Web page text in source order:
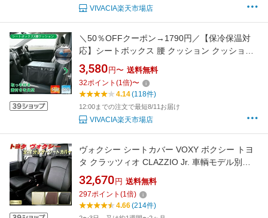
VIVACIA楽天市場店
＼50％OFFクーポン→1790円／【保冷保温対
応】シートボックス 腰 クッション クッション
ボックス 車 車内 収納ボックス 腰当て クッショ
ン シートポケット シートクッション 収納ボッ
クス 車載 カーシート 車 収納 運転席 助手席 背
もたれ 大容量 折りたたみ
3,580 円〜 送料無料
32ポイント (1倍)〜
4.14(118件)
12:00までの注文で最短8/11お届け
VIVACIA楽天市場店
ヴォクシー シートカバー VOXY ボクシー トヨ
タ クラッツィオ CLAZZIO Jr. 車輌モデル別専
用設計 ヴォクシーシートカバー 高品質BioPVC
カーシート 全席1〜3列セット ヴォクシー/ヴォ
クシーハイブリッド
32,670 円 送料無料
297ポイント (1倍)
4.66(214件)